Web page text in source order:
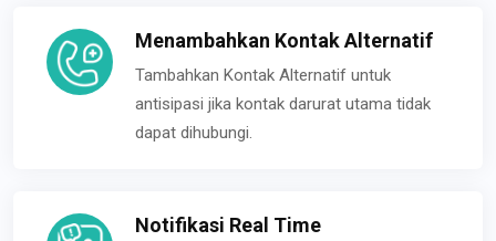
Menambahkan Kontak Alternatif
Tambahkan Kontak Alternatif untuk
antisipasi jika kontak darurat utama tidak
dapat dihubungi.
Notifikasi Real Time